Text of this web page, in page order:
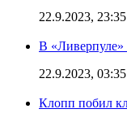
22.9.2023, 23:35
В «Ливерпуле»
22.9.2023, 03:35
Клопп побил